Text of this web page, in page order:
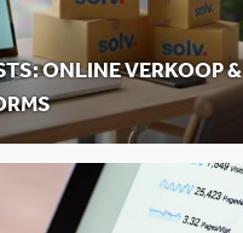
ONLINE VERKOOP &